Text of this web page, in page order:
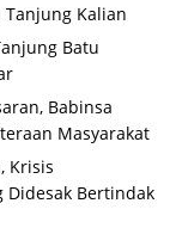
Tanjung Kalian
Batu
Babinsa
Masyarakat
Krisis
Didesak Bertindak